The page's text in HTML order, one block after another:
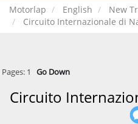
Motorlap English
New
Circuito Internazionale di
Pages: 1 Go Down
Circuito